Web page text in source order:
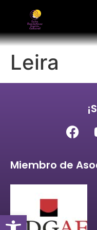
Abrir barra
Leira
Miembro de